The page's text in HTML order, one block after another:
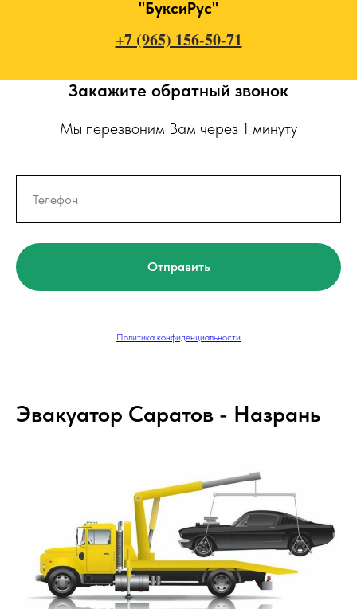
"БуксиРус"
+7 (965) 156-50-71
Закажите обратный звонок
Мы перезвоним Вам через 1 минуту
Отправить
Политика конфиденциальности
Эвакуатор Саратов - Назрань